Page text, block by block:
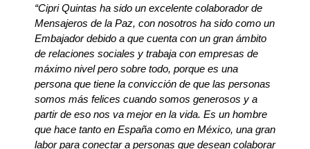
“Cipri Quintas ha sido un excelente colaborador de
Mensajeros de la Paz, con nosotros ha sido como un
Embajador debido a que cuenta con un gran ámbito
de relaciones sociales y trabaja con empresas de
máximo nivel pero sobre todo, porque es una
persona que tiene la convicción de que las personas
somos más felices cuando somos generosos y a
partir de eso nos va mejor en la vida. Es un hombre
que hace tanto en España como en México, una gran
labor para conectar a personas que desean colaborar